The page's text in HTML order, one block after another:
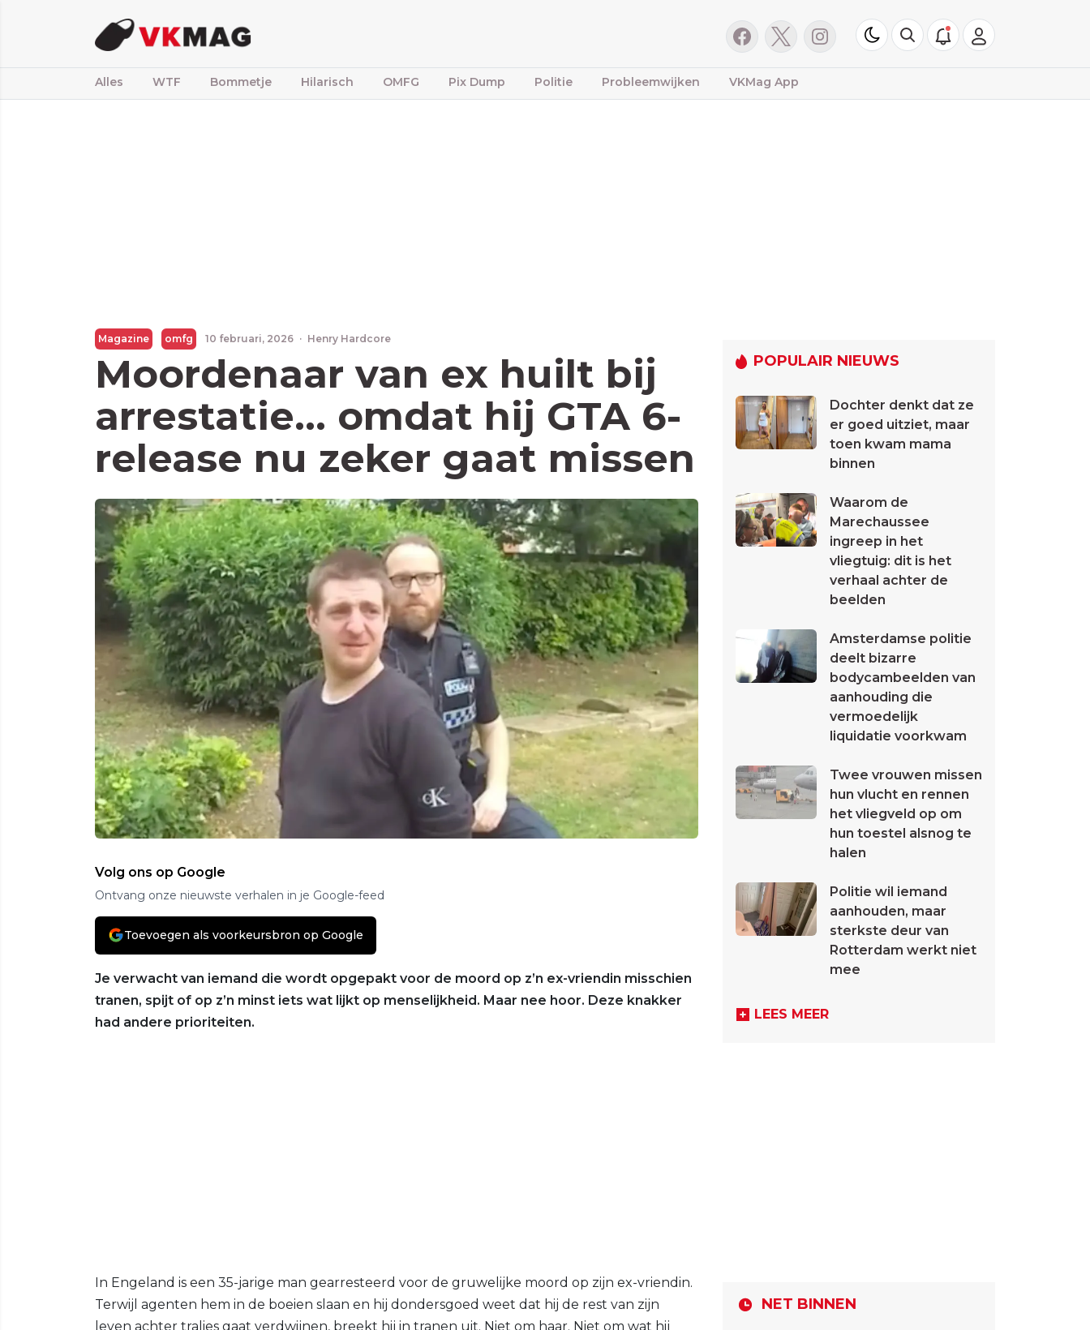
Alles WTF Bommetje Hilarisch OMFG Pix Dump Politie Probleemwijken VKMag App
Magazine omfg 10 februari, 2026 · Henry Hardcore
Moordenaar van ex huilt bij
arrestatie… omdat hij GTA 6-
release nu zeker gaat missen
Volg ons op Google
Ontvang onze nieuwste verhalen in je Google-feed
Toevoegen als voorkeursbron op Google
Je verwacht van iemand die wordt opgepakt voor de moord op z’n ex-vriendin misschien
tranen, spijt of op z’n minst iets wat lijkt op menselijkheid. Maar nee hoor. Deze knakker
had andere prioriteiten.
In Engeland is een 35-jarige man gearresteerd voor de gruwelijke moord op zijn ex-vriendin.
Terwijl agenten hem in de boeien slaan en hij dondersgoed weet dat hij de rest van zijn
leven achter tralies gaat verdwijnen, breekt hij in tranen uit. Niet om haar. Niet om wat hij
POPULAIR NIEUWS
Dochter denkt dat ze
er goed uitziet, maar
toen kwam mama
binnen
Waarom de
Marechaussee
ingreep in het
vliegtuig: dit is het
verhaal achter de
beelden
Amsterdamse politie
deelt bizarre
bodycambeelden van
aanhouding die
vermoedelijk
liquidatie voorkwam
Twee vrouwen missen
hun vlucht en rennen
het vliegveld op om
hun toestel alsnog te
halen
Politie wil iemand
aanhouden, maar
sterkste deur van
Rotterdam werkt niet
mee
LEES MEER
NET BINNEN